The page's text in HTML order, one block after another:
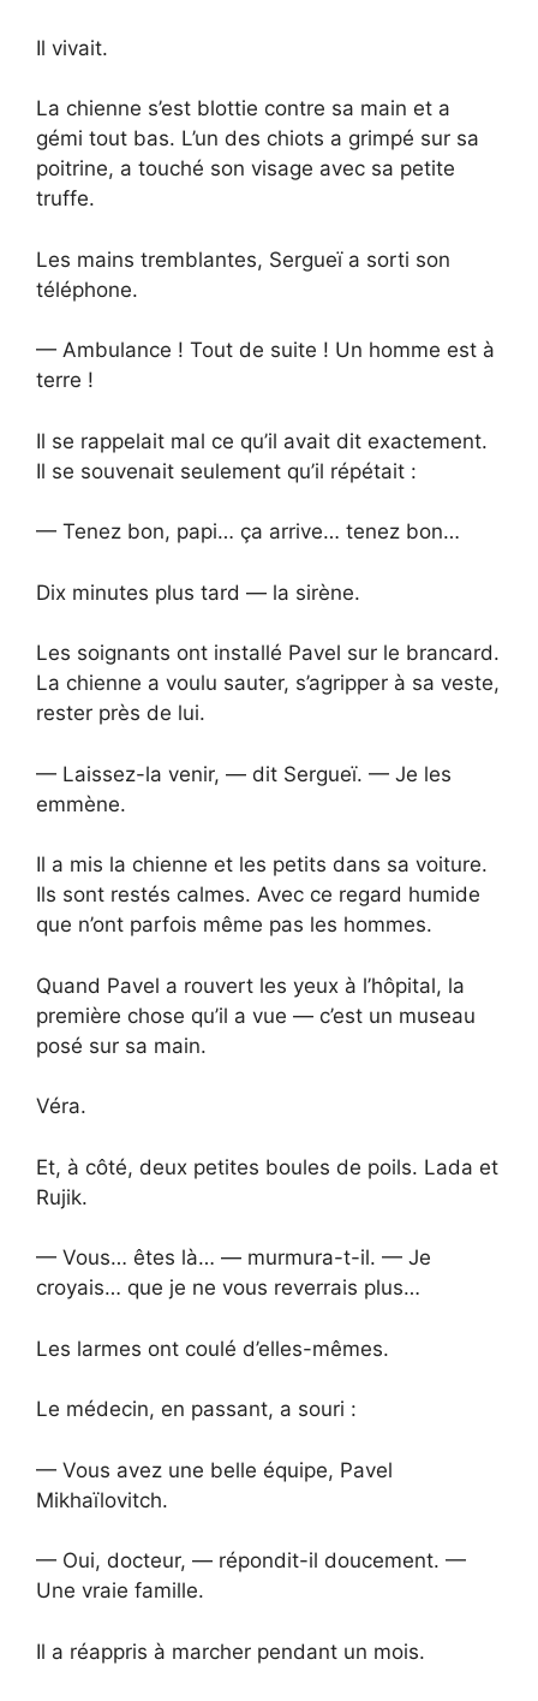
Il vivait.
La chienne s’est blottie contre sa main et a
gémi tout bas. L’un des chiots a grimpé sur sa
poitrine, a touché son visage avec sa petite
truffe.
Les mains tremblantes, Sergueï a sorti son
téléphone.
— Ambulance ! Tout de suite ! Un homme est à
terre !
Il se rappelait mal ce qu’il avait dit exactement.
Il se souvenait seulement qu’il répétait :
— Tenez bon, papi… ça arrive… tenez bon…
Dix minutes plus tard — la sirène.
Les soignants ont installé Pavel sur le brancard.
La chienne a voulu sauter, s’agripper à sa veste,
rester près de lui.
— Laissez-la venir, — dit Sergueï. — Je les
emmène.
Il a mis la chienne et les petits dans sa voiture.
Ils sont restés calmes. Avec ce regard humide
que n’ont parfois même pas les hommes.
Quand Pavel a rouvert les yeux à l’hôpital, la
première chose qu’il a vue — c’est un museau
posé sur sa main.
Véra.
Et, à côté, deux petites boules de poils. Lada et
Rujik.
— Vous… êtes là… — murmura-t-il. — Je
croyais… que je ne vous reverrais plus…
Les larmes ont coulé d’elles-mêmes.
Le médecin, en passant, a souri :
— Vous avez une belle équipe, Pavel
Mikhaïlovitch.
— Oui, docteur, — répondit-il doucement. —
Une vraie famille.
Il a réappris à marcher pendant un mois.